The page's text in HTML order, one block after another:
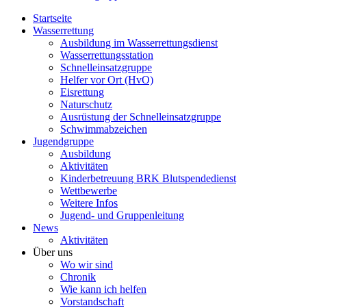
Startseite
Wasserrettung
Ausbildung im Wasserrettungsdienst
Wasserrettungsstation
Schnelleinsatzgruppe
Helfer vor Ort (HvO)
Eisrettung
Naturschutz
Ausrüstung der Schnelleinsatzgruppe
Schwimmabzeichen
Jugendgruppe
Ausbildung
Aktivitäten
Kinderbetreuung BRK Blutspendedienst
Wettbewerbe
Weitere Infos
Jugend- und Gruppenleitung
News
Aktivitäten
Über uns
Wo wir sind
Chronik
Wie kann ich helfen
Vorstandschaft